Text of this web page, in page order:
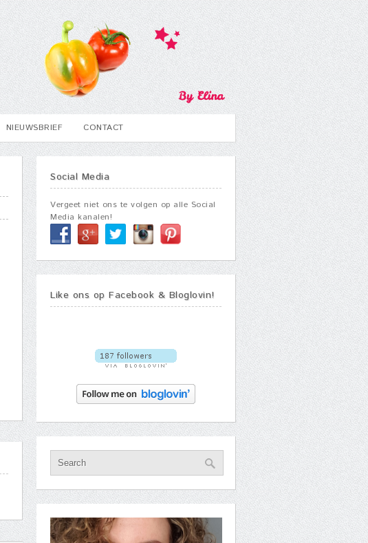
NIEUWSBRIEF CONTACT
Social Media
Vergeet niet ons te volgen op alle Social
Media kanalen!
Like ons op Facebook & Bloglovin!